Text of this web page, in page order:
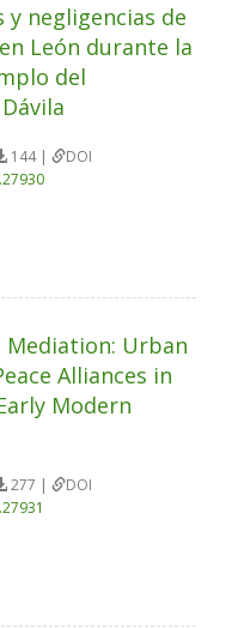
negligencias de
León durante la
del
144 |
DOI
Mediation: Urban
Alliances in
Modern
277 |
DOI